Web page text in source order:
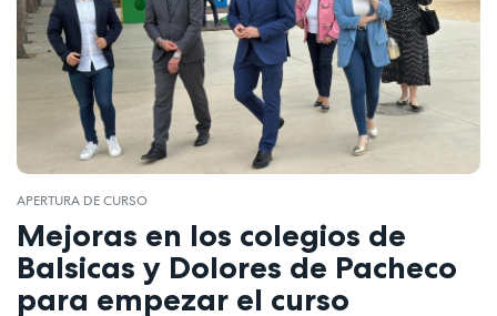
APERTURA DE CURSO
Mejoras en los colegios de
Balsicas y Dolores de Pacheco
para empezar el curso